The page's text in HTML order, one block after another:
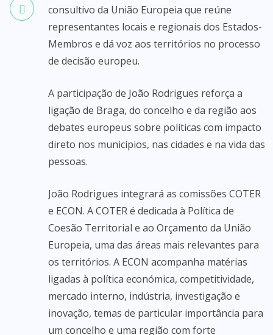
consultivo da União Europeia que reúne
representantes locais e regionais dos Estados-
Membros e dá voz aos territórios no processo
de decisão europeu.
A participação de João Rodrigues reforça a
ligação de Braga, do concelho e da região aos
debates europeus sobre políticas com impacto
direto nos municípios, nas cidades e na vida das
pessoas.
João Rodrigues integrará as comissões COTER
e ECON. A COTER é dedicada à Política de
Coesão Territorial e ao Orçamento da União
Europeia, uma das áreas mais relevantes para
os territórios. A ECON acompanha matérias
ligadas à política económica, competitividade,
mercado interno, indústria, investigação e
inovação, temas de particular importância para
um concelho e uma região com forte